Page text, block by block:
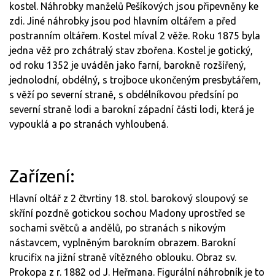
kostel. Náhrobky manželů Pešíkových jsou připevněny ke
zdi. Jiné náhrobky jsou pod hlavním oltářem a před
postranním oltářem. Kostel míval 2 věže. Roku 1875 byla
jedna věž pro zchátralý stav zbořena. Kostel je gotický,
od roku 1352 je uváděn jako farní, barokně rozšířený,
jednolodní, obdélný, s trojboce ukončeným presbytářem,
s věží po severní straně, s obdélníkovou předsíní po
severní straně lodi a barokní západní části lodi, která je
vypouklá a po stranách vyhloubená.
Zařízení:
Hlavní oltář z 2 čtvrtiny 18. stol. barokový sloupový se
skříní pozdně gotickou sochou Madony uprostřed se
sochami světců a andělů, po stranách s nikovým
nástavcem, vyplněným barokním obrazem. Barokní
krucifix na jižní straně vítězného oblouku. Obraz sv.
Prokopa z r. 1882 od J. Heřmana. Figurální náhrobník je to